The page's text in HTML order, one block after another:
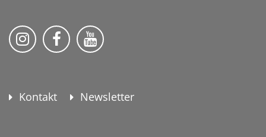
KEB Bildung Leben auf Instagram
KEB Bildung Leben auf Facebook
KEB Bildung Leben auf
Kontakt Newsletter